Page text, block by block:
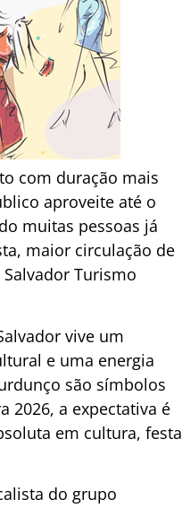
com duração mais
aproveite até o
muitas pessoas já
maior circulação de
Turismo
vive um
e uma energia
são símbolos
2026, a expectativa é
em cultura, festa
do grupo